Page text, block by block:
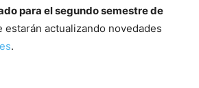
para el segundo semestre de
estarán actualizando novedades
.